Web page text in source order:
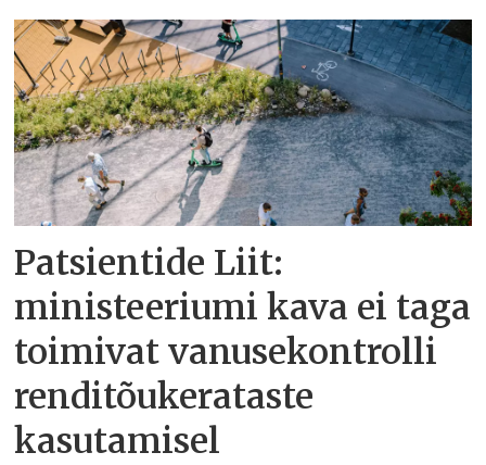
Patsientide Liit:
ministeeriumi kava ei taga
toimivat vanusekontrolli
renditõukerataste
kasutamisel